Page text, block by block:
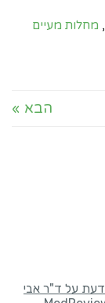
, מחלות מעיים
הבא »